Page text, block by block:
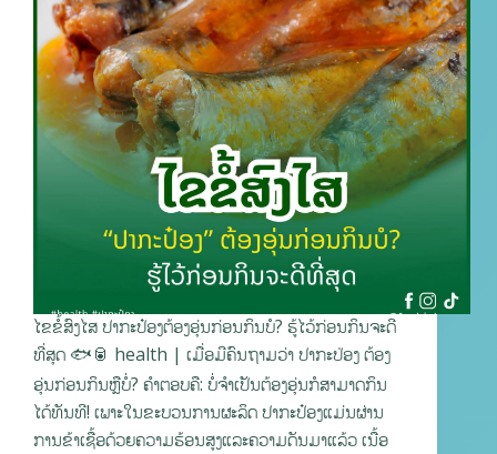
ໄຂຂໍ້ສົງໄສ ປາກະປ໋ອງຕ້ອງອຸ່ນກ່ອນກິນບໍ? ຮູ້ໄວ້ກ່ອນກິນຈະດີ
ທີ່ສຸດ 🐟🥫 health | ເມື່ອມີຄົນຖາມວ່າ ປາກະປ່ອງ ຕ້ອງ
ອຸ່ນກ່ອນກິນຫຼືບໍ່? ຄຳຕອບຄື: ບໍ່ຈຳເປັນຕ້ອງອຸ່ນກໍສາມາດກິນ
ໄດ້ທັນທີ! ເພາະໃນຂະບວນການຜະລິດ ປາກະປ໋ອງແມ່ນຜ່ານ
ການຂ້າເຊື້ອດ້ວຍຄວາມຮ້ອນສູງແລະຄວາມດັນມາແລ້ວ ເນື້ອ